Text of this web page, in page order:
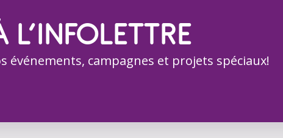
L’INFOLETTRE
événements, campagnes et projets spéciaux!